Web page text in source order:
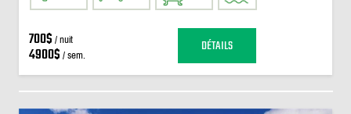
700$ / nuit
4900$ / sem. DÉTAILS